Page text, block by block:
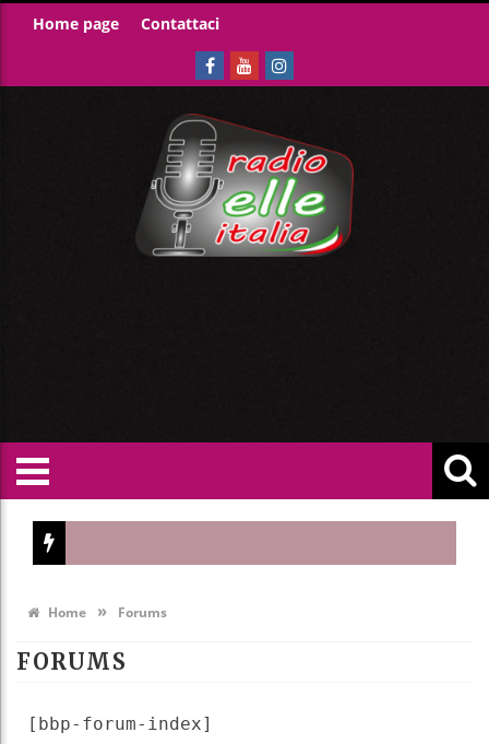
Home page Contattaci
Home » Forums
FORUMS
[bbp-forum-index]